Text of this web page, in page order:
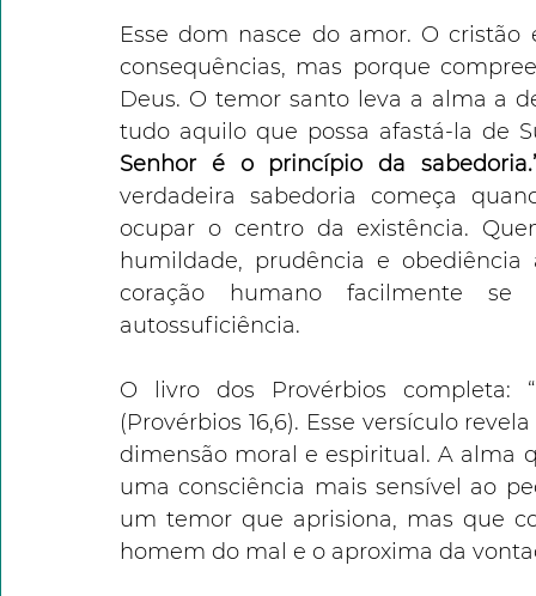
Esse dom nasce do amor. O
consequências, mas porque
Deus. O temor santo leva a alma a
tudo aquilo que possa afastá-la de
Senhor é o princípio da
verdadeira sabedoria começa
ocupar o centro da existência.
humildade, prudência e
coração humano facilmente
autossuficiência.
O livro dos Provérbios completa:
(Provérbios 16,6). Esse versículo
dimensão moral e espiritual. A alma
uma consciência mais sensível ao
um temor que aprisiona, mas que
homem do mal e o aproxima da